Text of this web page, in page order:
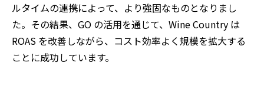
ルタイムの連携によって、より強固なものとなりまし
た。その結果、 GO の活用を通じて、 Wine Country は
ROAS を改善しながら、コスト効率よく規模を拡大する
ことに成功しています。